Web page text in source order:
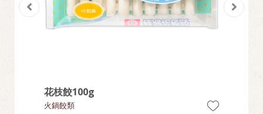
花枝餃100g
火鍋餃類